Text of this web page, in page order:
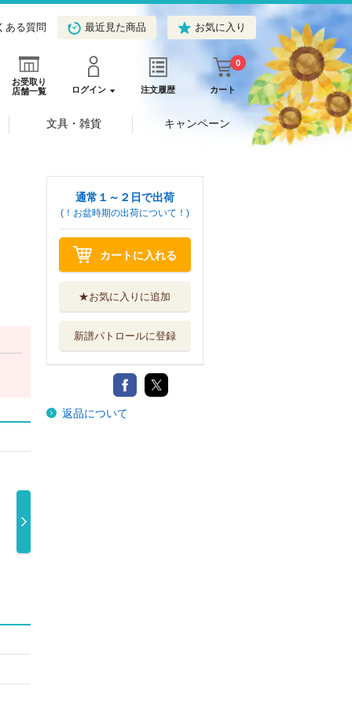
ある質問 最近見た商品 お気に入り
お受取り
店舗一覧
ログイン 注文履歴 カート
0
文具・雑貨 キャンペーン
…
通常１～２日で出荷
(！お盆時期の出荷について！)
カートに入れる
★お気に入りに追加
新譜パトロールに登録
返品について